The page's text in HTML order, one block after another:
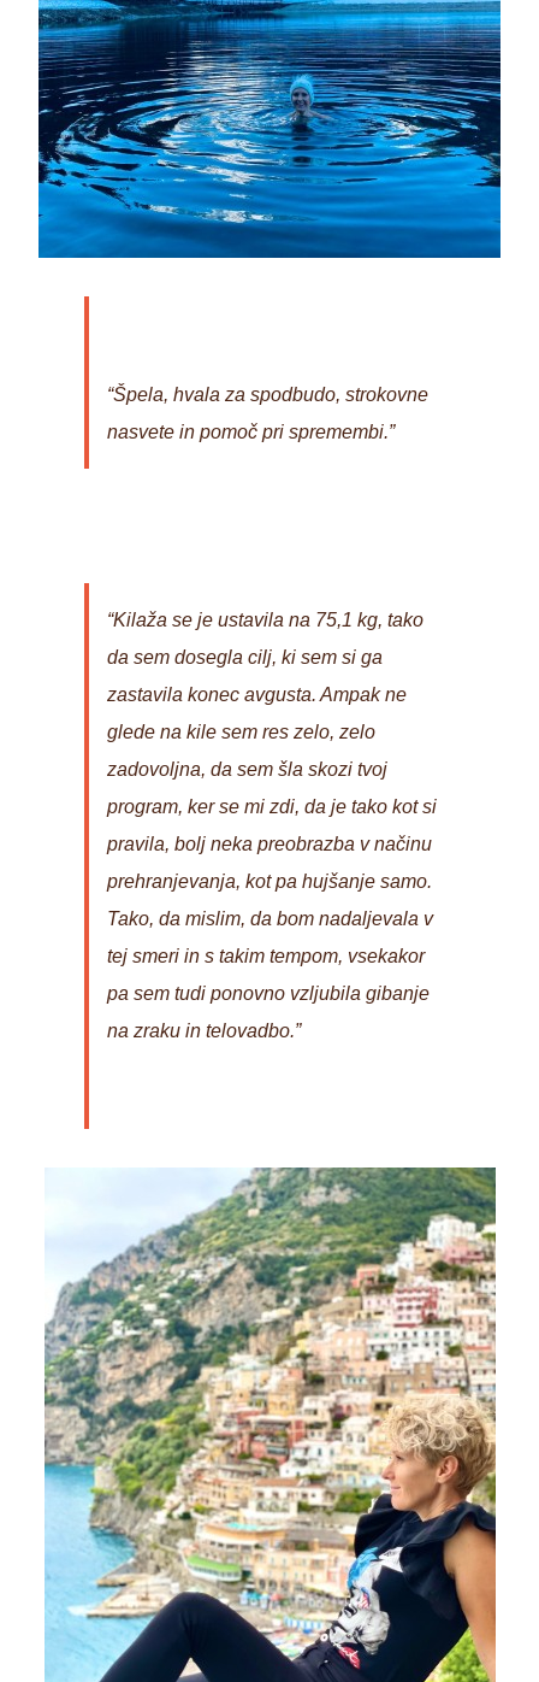
“Špela, hvala za spodbudo, strokovne
nasvete in pomoč pri spremembi.”
“Kilaža se je ustavila na 75,1 kg, tako
da sem dosegla cilj, ki sem si ga
zastavila konec avgusta. Ampak ne
glede na kile sem res zelo, zelo
zadovoljna, da sem šla skozi tvoj
program, ker se mi zdi, da je tako kot si
pravila, bolj neka preobrazba v načinu
prehranjevanja, kot pa hujšanje samo.
Tako, da mislim, da bom nadaljevala v
tej smeri in s takim tempom, vsekakor
pa sem tudi ponovno vzljubila gibanje
na zraku in telovadbo.”